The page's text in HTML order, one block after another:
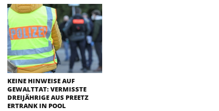
KEINE HINWEISE AUF
GEWALTTAT: VERMISSTE
DREIJÄHRIGE AUS PREETZ
ERTRANK IN POOL